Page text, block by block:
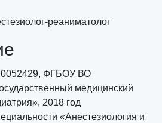
реаниматолог
ФГБОУ ВО
медицинский
2018 год
«Анестезиология и